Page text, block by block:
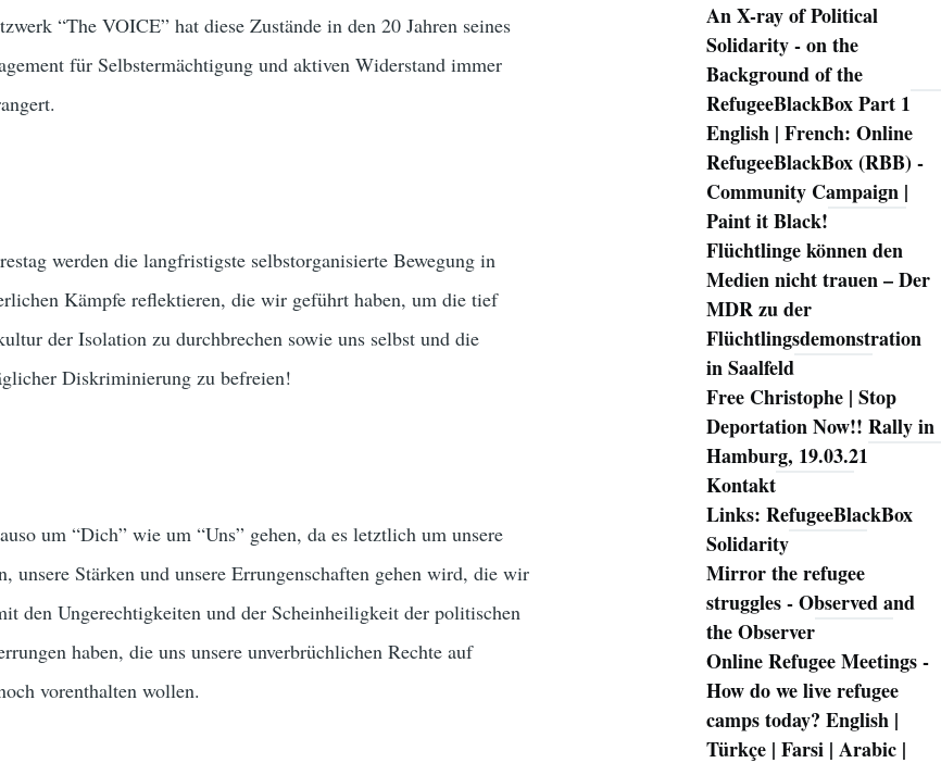
“The VOICE” hat diese Zustände in den 20 Jahren seines
für Selbstermächtigung und aktiven Widerstand immer
werden die langfristigste selbstorganisierte Bewegung in
Kämpfe reflektieren, die wir geführt haben, um die tief
der Isolation zu durchbrechen sowie uns selbst und die
Diskriminierung zu befreien!
um “Dich” wie um “Uns” gehen, da es letztlich um unsere
unsere Stärken und unsere Errungenschaften gehen wird, die wir
den Ungerechtigkeiten und der Scheinheiligkeit der politischen
haben, die uns unsere unverbrüchlichen Rechte auf
vorenthalten wollen.
Navigation
An X-ray of Political
Solidarity - on the
Background of the
RefugeeBlackBox Part 1
English | French: Online
RefugeeBlackBox (RBB) -
Community Campaign |
Paint it Black!
Flüchtlinge können den
Medien nicht trauen – Der
MDR zu der
Flüchtlingsdemonstration
in Saalfeld
Free Christophe | Stop
Deportation Now!! Rally in
Hamburg, 19.03.21
Kontakt
Links: RefugeeBlackBox
Solidarity
Mirror the refugee
struggles - Observed and
the Observer
Online Refugee Meetings -
How do we live refugee
camps today? English |
Türkçe | Farsi | Arabic |